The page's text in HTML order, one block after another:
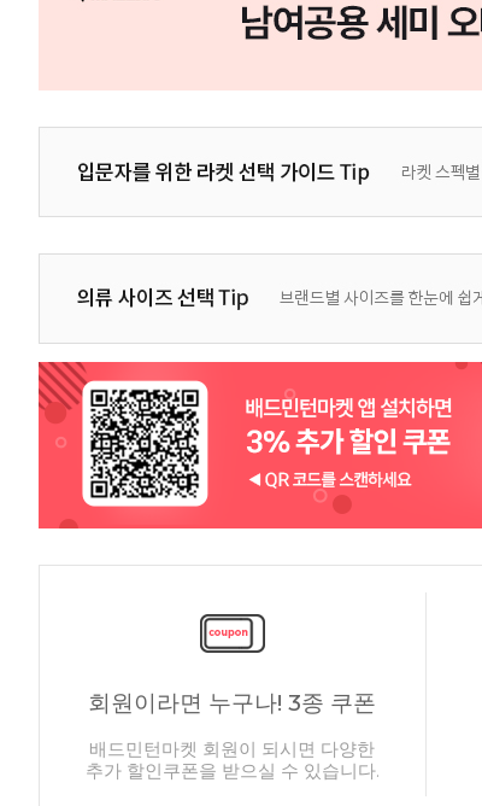
회원이라면 누구나! 3종 쿠폰
배드민턴마켓 회원이 되시면 다양한
추가 할인쿠폰을 받으실 수 있습니다.